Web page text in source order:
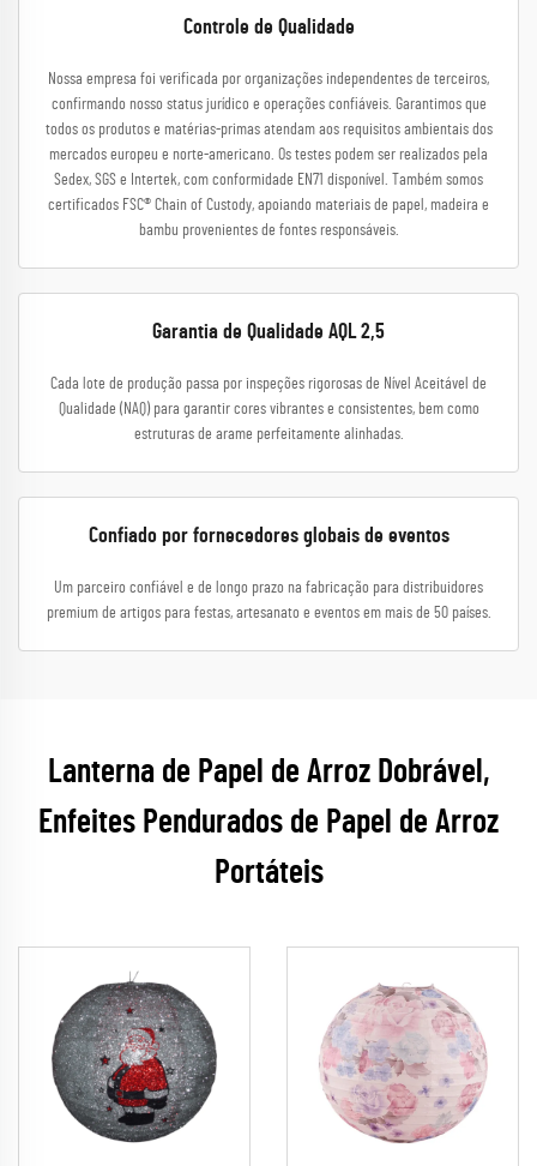
Controle de Qualidade
Nossa empresa foi verificada por organizações independentes de terceiros,
confirmando nosso status jurídico e operações confiáveis. Garantimos que
todos os produtos e matérias-primas atendam aos requisitos ambientais dos
mercados europeu e norte-americano. Os testes podem ser realizados pela
Sedex, SGS e Intertek, com conformidade EN71 disponível. Também somos
certificados FSC® Chain of Custody, apoiando materiais de papel, madeira e
bambu provenientes de fontes responsáveis.
Garantia de Qualidade AQL 2,5
Cada lote de produção passa por inspeções rigorosas de Nível Aceitável de
Qualidade (NAQ) para garantir cores vibrantes e consistentes, bem como
estruturas de arame perfeitamente alinhadas.
Confiado por fornecedores globais de eventos
Um parceiro confiável e de longo prazo na fabricação para distribuidores
premium de artigos para festas, artesanato e eventos em mais de 50 países.
Lanterna de Papel de Arroz Dobrável,
Enfeites Pendurados de Papel de Arroz
Portáteis